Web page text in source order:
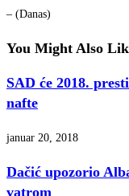
– (Danas)
You Might Also
SAD će 2018.
nafte
januar 20, 2018
Dačić upozorio
vatrom